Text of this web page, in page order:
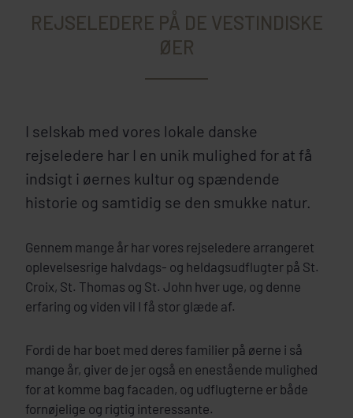
REJSELEDERE PÅ DE VESTINDISKE
ØER
I selskab med vores lokale danske
rejseledere har I en unik mulighed for at få
indsigt i øernes kultur og spændende
historie og samtidig se den smukke natur.
Gennem mange år har vores rejseledere arrangeret
oplevelsesrige halvdags- og heldagsudflugter på St.
Croix, St. Thomas og St. John hver uge, og denne
erfaring og viden vil I få stor glæde af.
Fordi de har boet med deres familier på øerne i så
mange år, giver de jer også en enestående mulighed
for at komme bag facaden, og udflugterne er både
fornøjelige og rigtig interessante.